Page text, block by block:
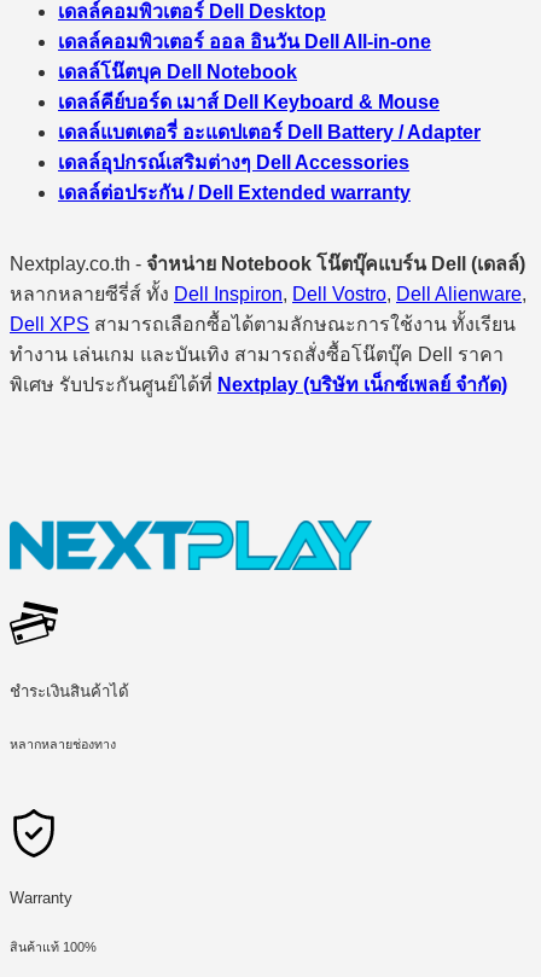
เดลล์คอมพิวเตอร์ Dell Desktop
เดลล์คอมพิวเตอร์ ออล อินวัน Dell All-in-one
เดลล์โน๊ตบุค Dell Notebook
เดลล์คีย์บอร์ด เมาส์ Dell Keyboard & Mouse
เดลล์แบตเตอรี่ อะแดปเตอร์ Dell Battery / Adapter
เดลล์อุปกรณ์เสริมต่างๆ Dell Accessories
เดลล์ต่อประกัน / Dell Extended warranty
Nextplay.co.th - จำหน่าย Notebook โน๊ตบุ๊คแบร์น Dell (เดลล์)
หลากหลายซีรี่ส์ ทั้ง Dell Inspiron, Dell Vostro, Dell Alienware,
Dell XPS สามารถเลือกซื้อได้ตามลักษณะการใช้งาน ทั้งเรียน
ทำงาน เล่นเกม และบันเทิง สามารถสั่งซื้อโน๊ตบุ๊ค Dell ราคา
พิเศษ รับประกันศูนย์ได้ที่ Nextplay (บริษัท เน็กซ์เพลย์ จำกัด)
ชำระเงินสินค้าได้
หลากหลายช่องทาง
Warranty
สินค้าแท้ 100%